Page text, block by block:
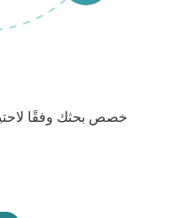
خصص بحثك وفقًا